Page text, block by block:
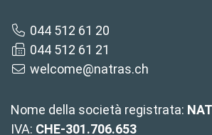
044 512 61 20
044 512 61 21
welcome@natras.ch
Nome della società registrata:
IVA: CHE-301.706.653